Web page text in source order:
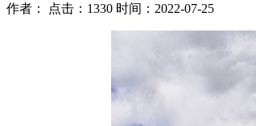
作者： 点击：1330 时间：2022-07-25